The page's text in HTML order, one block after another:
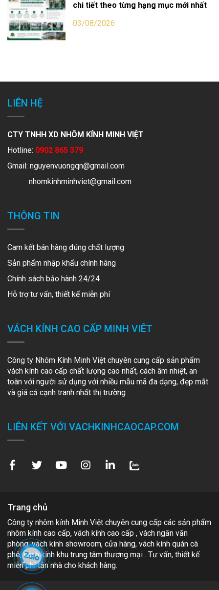
chi tiết theo từng hạng mục mới nhất
03/08/2026
Trang chủ
Công ty nhôm kính Minh Việt chuyên cung cấp các sản phẩm
nhôm kính cao cấp, vách kính cao cấp , vách ngăn văn
phòng, vách kính showroom, cửa hàng, vách kính quán cà
phê, vách kính khu trung tâm thương mại . Tư vấn, thiết kế
miễn phí tận nhà cho khách hàng.
LIÊN HỆ
CTY TNHH XD NHÔM KÍNH MINH VIỆT
Hotline: 0902 865 379
Gmail: nguyenvuongqn@gmail.com
nhomkinhminhviet@gmail.com
THÔNG TIN
Cam kết bán hàng đúng chất lượng
Sản phẩm nhập khẩu chính hãng
Chính sách bảo hành 24/24
Hỗ trợ tư vấn, thiết kế miễn phí
VÁCH KÍNH CAO CẤP MINH VIÊT
Công ty Nhôm Kính Minh Việt chuyên cung cấp sản phẩm
vách kính cao cấp chất lượng cao nhất, cách âm nhiệt, an
toàn với người sử dụng với nhiều mẫu mã đa dạng, đẹp mắt
và giá cả cạnh tranh nhất thị trường
LIÊN KẾT VỚI VACHKINHCAOCAP.COM